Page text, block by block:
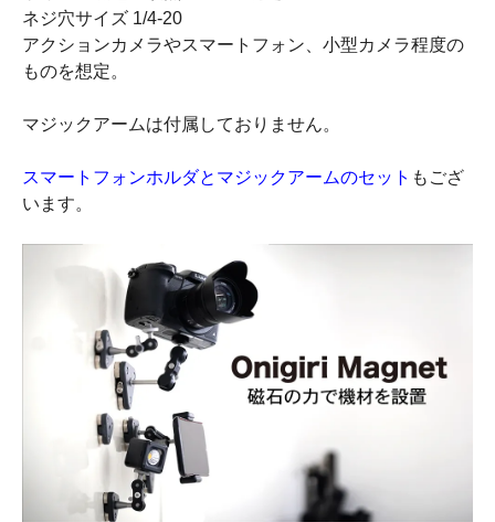
ネジ穴サイズ 1/4-20
アクションカメラやスマートフォン、小型カメラ程度の
ものを想定。
マジックアームは付属しておりません。
スマートフォンホルダとマジックアームのセット もござ
います。